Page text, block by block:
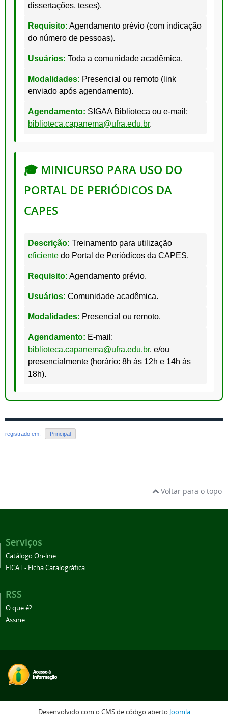
dissertações, teses).
Requisito: Agendamento prévio (com indicação
do número de pessoas).
Usuários: Toda a comunidade acadêmica.
Modalidades: Presencial ou remoto (link
enviado após agendamento).
Agendamento: SIGAA Biblioteca ou e-mail:
biblioteca.capanema@ufra.edu.br.
🎓 MINICURSO PARA USO DO
PORTAL DE PERIÓDICOS DA
CAPES
Descrição: Treinamento para utilização
eficiente do Portal de Periódicos da CAPES.
Requisito: Agendamento prévio.
Usuários: Comunidade acadêmica.
Modalidades: Presencial ou remoto.
Agendamento: E-mail:
biblioteca.capanema@ufra.edu.br. e/ou
presencialmente (horário: 8h às 12h e 14h às
18h).
registrado em: Principal
Voltar para o topo
Serviços
Catálogo On-line
FICAT - Ficha Catalográfica
RSS
O que é?
Assine
Desenvolvido com o CMS de código aberto Joomla